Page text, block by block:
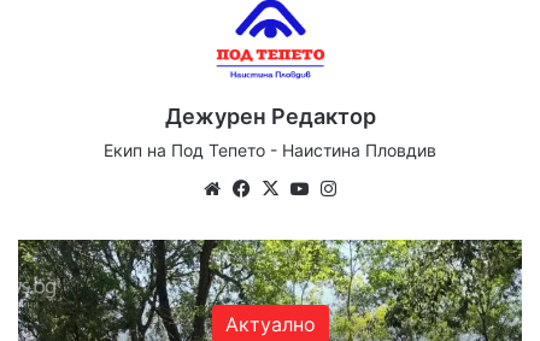
Дежурен Редактор
Екип на Под Тепето - Наистина Пловдив
We
te
Fa
bo
ok
X
Yo
ub
e
ra
m
Актуално